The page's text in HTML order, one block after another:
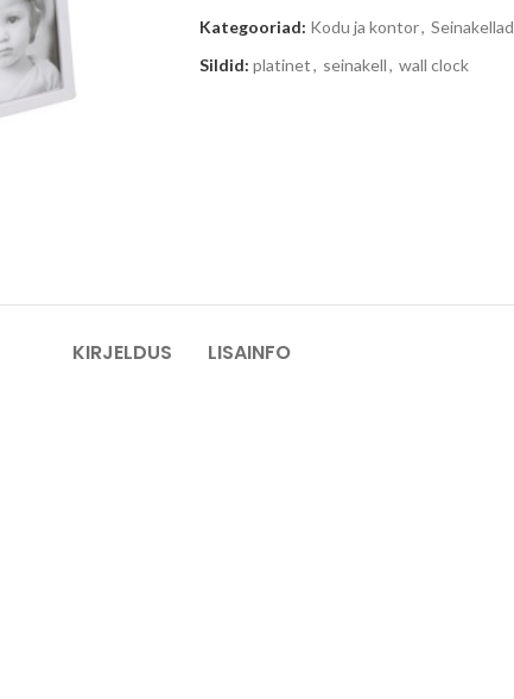
Kategooriad: Kodu ja kontor, Seinakellad
Sildid: platinet, seinakell, wall clock
KIRJELDUS LISAINFO